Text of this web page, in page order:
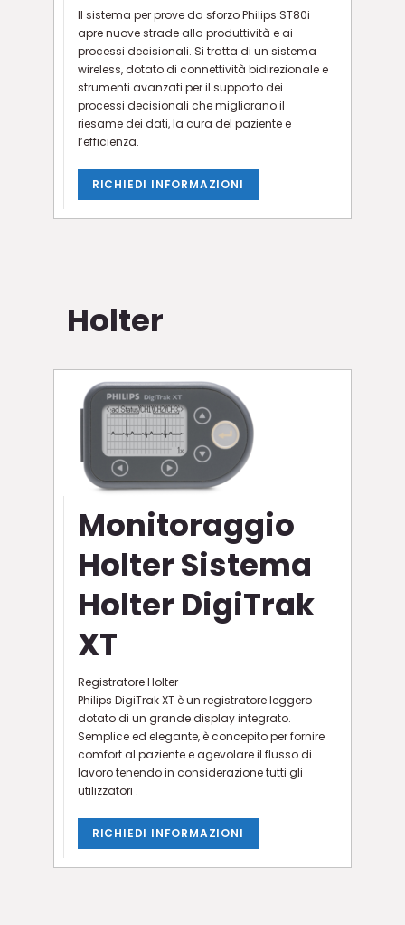
Il sistema per prove da sforzo Philips ST80i
apre nuove strade alla produttività e ai
processi decisionali. Si tratta di un sistema
wireless, dotato di connettività bidirezionale e
strumenti avanzati per il supporto dei
processi decisionali che migliorano il
riesame dei dati, la cura del paziente e
l’efficienza.
RICHIEDI INFORMAZIONI
Holter
Monitoraggio
Holter Sistema
Holter DigiTrak
XT
Registratore Holter
Philips DigiTrak XT è un registratore leggero
dotato di un grande display integrato.
Semplice ed elegante, è concepito per fornire
comfort al paziente e agevolare il flusso di
lavoro tenendo in considerazione tutti gli
utilizzatori .
RICHIEDI INFORMAZIONI